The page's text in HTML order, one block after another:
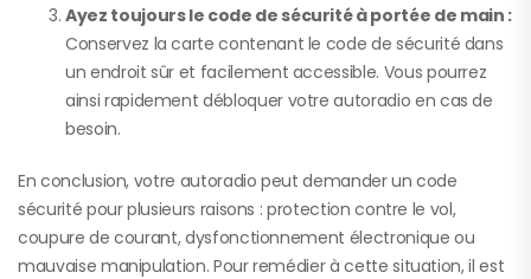
Ayez toujours le code de sécurité à portée de main :
Conservez la carte contenant le code de sécurité dans
un endroit sûr et facilement accessible. Vous pourrez
ainsi rapidement débloquer votre autoradio en cas de
besoin.
En conclusion, votre autoradio peut demander un code
sécurité pour plusieurs raisons : protection contre le vol,
coupure de courant, dysfonctionnement électronique ou
mauvaise manipulation. Pour remédier à cette situation, il est